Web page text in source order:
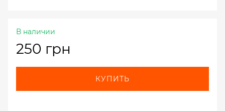
В наличии
250 грн
КУПИТЬ